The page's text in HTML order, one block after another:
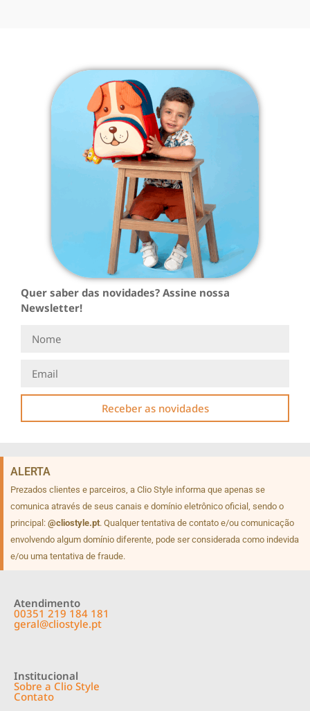
Quer saber das novidades? Assine nossa
Newsletter!
Receber as novidades
ALERTA
Prezados clientes e parceiros, a Clio Style informa que apenas se
comunica através de seus canais e domínio eletrônico oficial, sendo o
principal: @cliostyle.pt. Qualquer tentativa de contato e/ou comunicação
envolvendo algum domínio diferente, pode ser considerada como indevida
e/ou uma tentativa de fraude.
Atendimento
00351 219 184 181
geral@cliostyle.pt
Institucional
Sobre a Clio Style
Contato